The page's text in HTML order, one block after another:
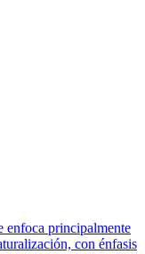
principalmente
con énfasis